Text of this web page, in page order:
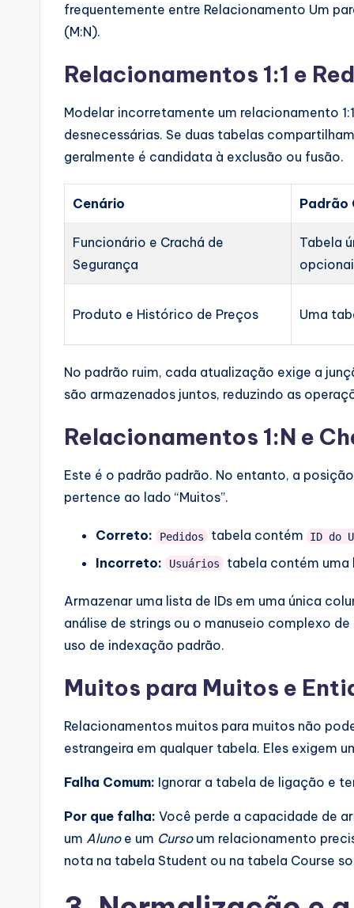
frequentemente entre Relacionamento Um
(M:N).
Relacionamentos 1:1 e
Modelar incorretamente um relacionamento
desnecessárias. Se duas tabelas
geralmente é candidata à exclusão ou fusão.
Cenário Padrão
Funcionário e Crachá de
Segurança
Tabela
Produto e Histórico de Preços Uma
No padrão ruim, cada atualização exige a
são armazenados juntos, reduzindo as
Relacionamentos 1:N e
Este é o padrão padrão. No entanto, a
pertence ao lado “Muitos”.
Correto: Pedidos tabela contém ID do
Incorreto:
Usuários tabela contém uma
Armazenar uma lista de IDs em uma única
análise de strings ou o manuseio complexo
uso de indexação padrão.
Muitos para Muitos e
Relacionamentos muitos para muitos não
estrangeira em qualquer tabela. Eles exigem
Falha Comum: Ignorar a tabela de ligação e
Por que falha: Você perde a capacidade de
um Alunoe um Cursoum relacionamento
nota na tabela Student ou na tabela Course